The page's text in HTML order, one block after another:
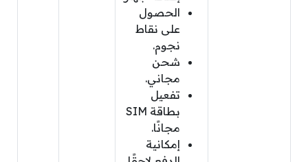
الحصول
على نقاط
نجوم.
شحن
مجاني.
تفعيل
بطاقة SIM
مجانًا.
إمكانية